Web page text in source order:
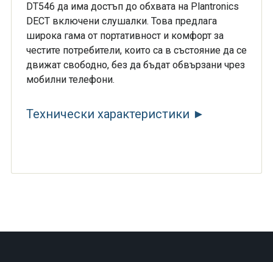
DT546 да има достъп до обхвата на Plantronics
DECT включени слушалки. Това предлага
широка гама от портативност и комфорт за
честите потребители, които са в състояние да се
движат свободно, без да бъдат обвързани чрез
мобилни телефони.
Технически характеристики ►